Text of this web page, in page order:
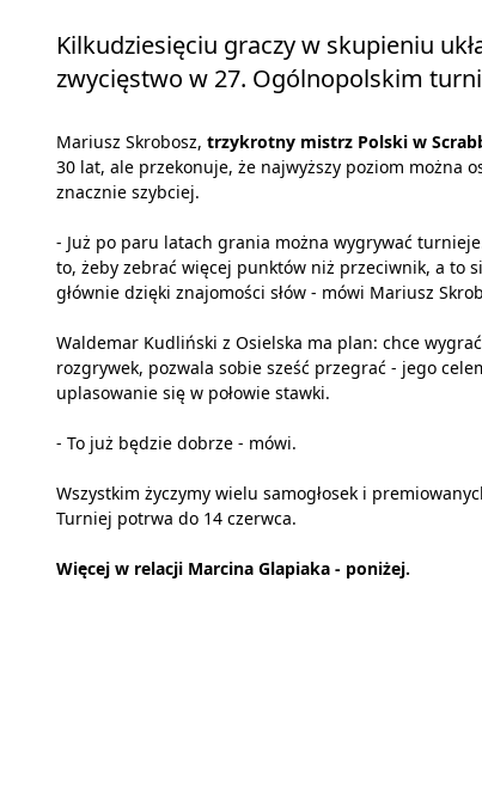
Kilkudziesięciu graczy w skupieniu
zwycięstwo w 27. Ogólnopolskim
Mariusz Skrobosz, trzykrotny mistrz Polski w
30 lat, ale przekonuje, że najwyższy poziom można
znacznie szybciej.
- Już po paru latach grania można wygrywać
to, żeby zebrać więcej punktów niż przeciwnik, a to
głównie dzięki znajomości słów - mówi Mariusz
Waldemar Kudliński z Osielska ma plan: chce
rozgrywek, pozwala sobie sześć przegrać - jego
uplasowanie się w połowie stawki.
- To już będzie dobrze - mówi.
Wszystkim życzymy wielu samogłosek i
Turniej potrwa do 14 czerwca.
Więcej w relacji Marcina Glapiaka - poniżej.